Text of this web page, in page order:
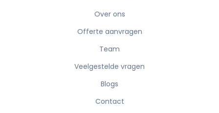
Over ons
Offerte aanvragen
Team
Veelgestelde vragen
Blogs
Contact